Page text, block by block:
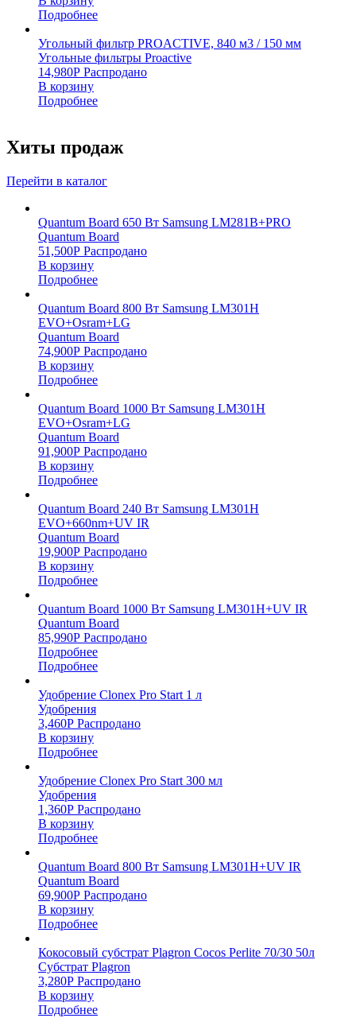
Подробнее
Угольный фильтр PROACTIVE, 840 м3 / 150 мм
Угольные фильтры Proactive
14,980Р Распродано
В корзину
Подробнее
Хиты продаж
Перейти в каталог
Quantum Board 650 Вт Samsung LM281B+PRO
Quantum Board
51,500Р Распродано
В корзину
Подробнее
Quantum Board 800 Вт Samsung LM301H
EVO+Osram+LG
Quantum Board
74,900Р Распродано
В корзину
Подробнее
Quantum Board 1000 Вт Samsung LM301H
EVO+Osram+LG
Quantum Board
91,900Р Распродано
В корзину
Подробнее
Quantum Board 240 Вт Samsung LM301H
EVO+660nm+UV IR
Quantum Board
19,900Р Распродано
В корзину
Подробнее
Quantum Board 1000 Вт Samsung LM301H+UV IR
Quantum Board
85,990Р Распродано
Подробнее
Подробнее
Удобрение Clonex Pro Start 1 л
Удобрения
3,460Р Распродано
В корзину
Подробнее
Удобрение Clonex Pro Start 300 мл
Удобрения
1,360Р Распродано
В корзину
Подробнее
Quantum Board 800 Вт Samsung LM301H+UV IR
Quantum Board
69,900Р Распродано
В корзину
Подробнее
Кокосовый субстрат Plagron Cocos Perlite 70/30 50л
Субстрат Plagron
3,280Р Распродано
В корзину
Подробнее